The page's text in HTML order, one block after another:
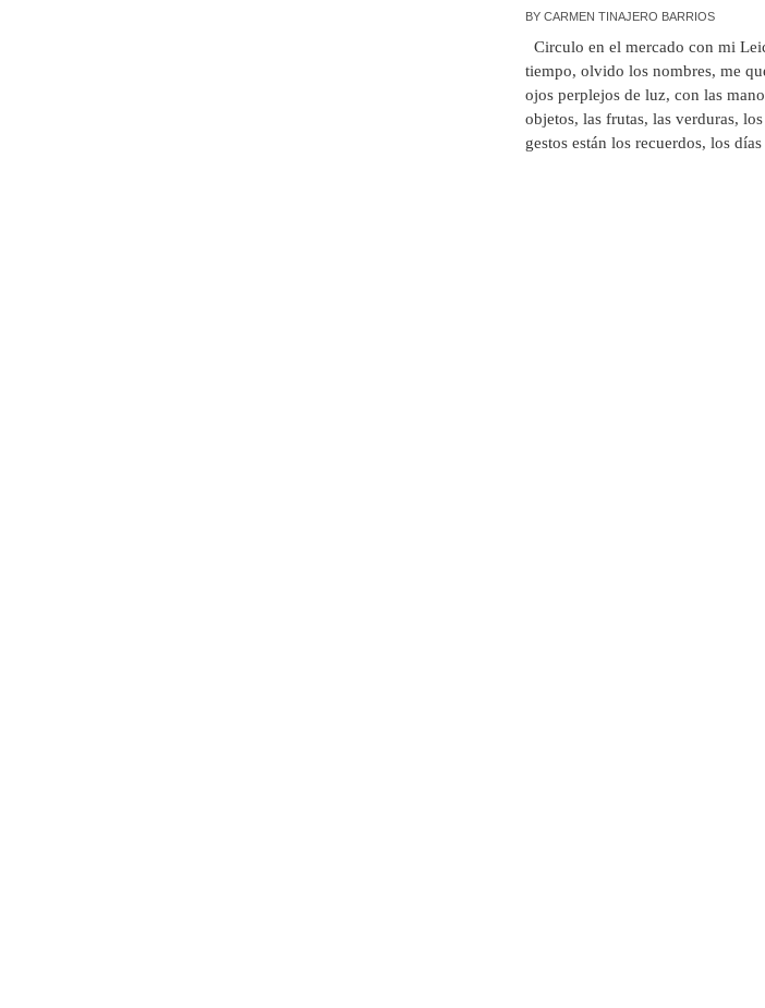
BY CARMEN TINAJERO BARRIOS
Circulo en el mercado con mi
tiempo, olvido los nombres, me
ojos perplejos de luz, con las
objetos, las frutas, las verduras,
gestos están los recuerdos, los